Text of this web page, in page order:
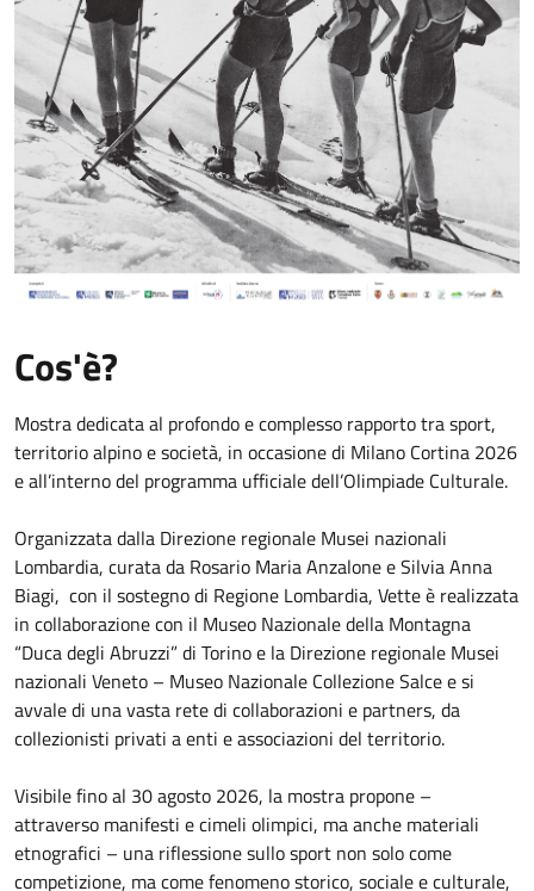
Cos'è?
Mostra dedicata al profondo e complesso rapporto tra sport,
territorio alpino e società, in occasione di Milano Cortina 2026
e all’interno del programma ufficiale dell’Olimpiade Culturale.
Organizzata dalla Direzione regionale Musei nazionali
Lombardia, curata da Rosario Maria Anzalone e Silvia Anna
Biagi, con il sostegno di Regione Lombardia, Vette è realizzata
in collaborazione con il Museo Nazionale della Montagna
“Duca degli Abruzzi” di Torino e la Direzione regionale Musei
nazionali Veneto – Museo Nazionale Collezione Salce e si
avvale di una vasta rete di collaborazioni e partners, da
collezionisti privati a enti e associazioni del territorio.
Visibile fino al 30 agosto 2026, la mostra propone –
attraverso manifesti e cimeli olimpici, ma anche materiali
etnografici – una riflessione sullo sport non solo come
competizione, ma come fenomeno storico, sociale e culturale,